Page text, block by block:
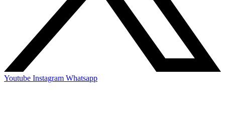
Youtube Instagram Whatsapp